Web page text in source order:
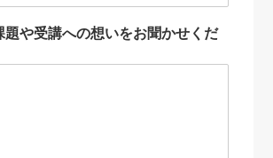
題や受講への想いをお聞かせくだ